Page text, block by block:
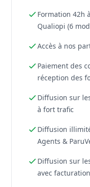
Formation 42h
Qualiopi (6
Accès à nos
Paiement des
réception des
Diffusion sur
à fort trafic
Diffusion
Agents &
Diffusion sur
avec